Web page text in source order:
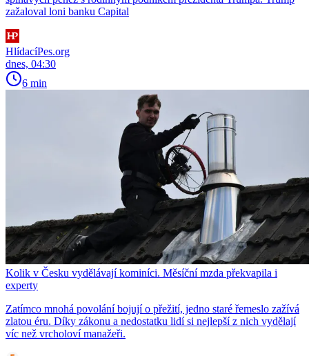
zažaloval loni banku Capital
HlídacíPes.org
dnes, 04:30
6 min
Kolik v Česku vydělávají kominíci. Měsíční mzda překvapila i
experty
Zatímco mnohá povolání bojují o přežití, jedno staré řemeslo zažívá
zlatou éru. Díky zákonu a nedostatku lidí si nejlepší z nich vydělají
víc než vrcholoví manažeři.